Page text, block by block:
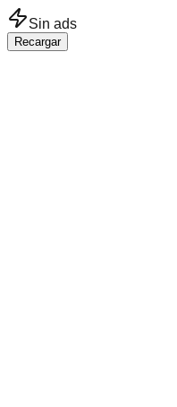
Saltar al contenido principal
Sin ads
Recargar